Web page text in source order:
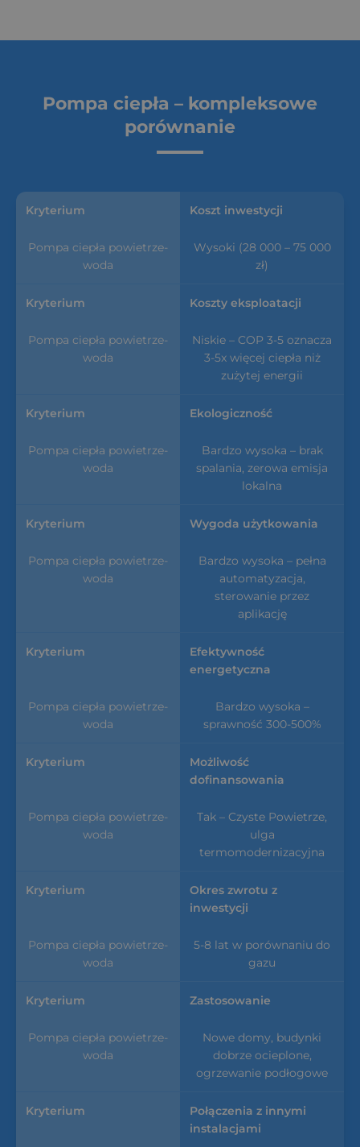
Pompa ciepła – kompleksowe
porównanie
Koszt inwestycji
Wysoki (28 000 – 75 000
zł)
Koszty eksploatacji
Niskie – COP 3-5 oznacza
3-5x więcej ciepła niż
zużytej energii
Ekologiczność
Bardzo wysoka – brak
spalania, zerowa emisja
lokalna
Wygoda użytkowania
Bardzo wysoka – pełna
automatyzacja,
sterowanie przez
aplikację
Efektywność
energetyczna
Bardzo wysoka –
sprawność 300-500%
Możliwość
dofinansowania
Tak – Czyste Powietrze,
ulga
termomodernizacyjna
Okres zwrotu z
inwestycji
5-8 lat w porównaniu do
gazu
Zastosowanie
Nowe domy, budynki
dobrze ocieplone,
ogrzewanie podłogowe
Połączenia z innymi
instalacjami